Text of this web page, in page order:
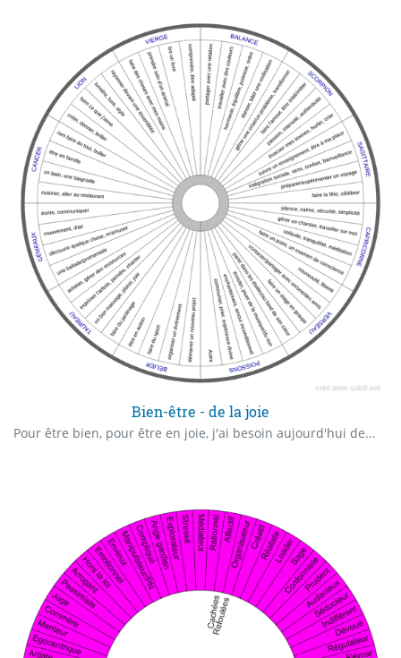
Bien-être - de la joie
Pour être bien, pour être en joie, j'ai besoin aujourd'hui de...